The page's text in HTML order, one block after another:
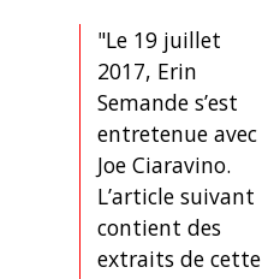
"Le 19 juillet
2017, Erin
Semande s’est
entretenue avec
Joe Ciaravino.
L’article suivant
contient des
extraits de cette